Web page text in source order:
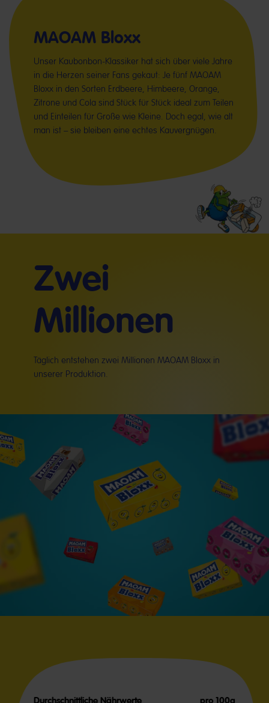
MAOAM Bloxx
Unser Kaubonbon-Klassiker hat sich über viele Jahre
in die Herzen seiner Fans gekaut: Je fünf MAOAM
Bloxx in den Sorten Erdbeere, Himbeere, Orange,
Zitrone und Cola sind Stück für Stück ideal zum Teilen
und Einteilen für Große wie Kleine. Doch egal, wie alt
man ist – sie bleiben eine echtes Kauvergnügen.
Zwei
Millionen
Täglich entstehen zwei Millionen MAOAM Bloxx in
unserer Produktion.
Durchschnittliche Nährwerte pro 100g